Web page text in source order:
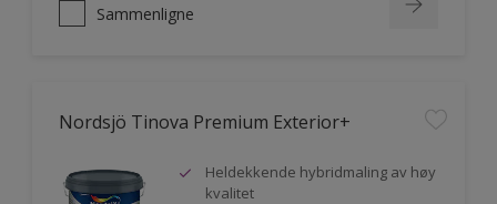
Sammenligne
Nordsjö Tinova Premium Exterior+
Heldekkende hybridmaling av høy
kvalitet